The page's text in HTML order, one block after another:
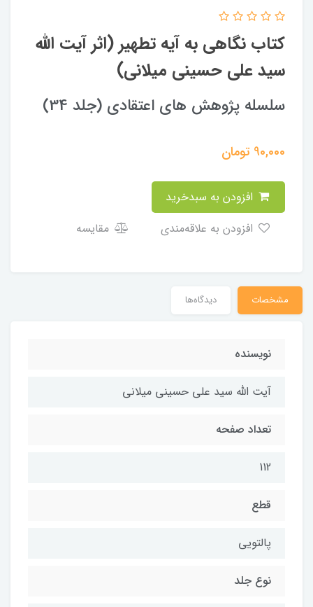
کتاب نگاهی به آیه تطهیر (اثر آیت الله
سید علی حسینی میلانی)
سلسله پژوهش های اعتقادی (جلد 34)
90,000 تومان
مقایسه
مشخصات دیدگاه‌ها
نویسنده
آیت الله سید علی حسینی میلانی
تعداد صفحه
112
قطع
پالتویی
نوع جلد